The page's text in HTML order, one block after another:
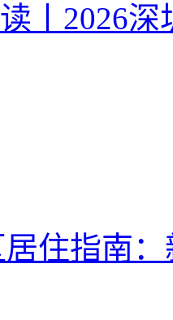
丨2026
住指南